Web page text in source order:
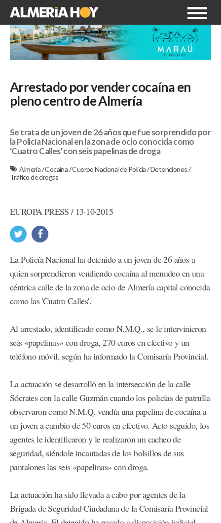
Arrestado por vender cocaína en
pleno centro de Almería
Se trata de un joven de 26 años que fue sorprendido por
la Policía Nacional en la zona de ocio conocida como
'Cuatro Calles' con seis papelinas de droga
Almería/Cocaína/Cuerpo Nacional de Policía/Detenciones/
Tráfico de drogas
EUROPA PRESS / 13·10·2015
La Policía Nacional ha detenido a un joven de 26 años a
quien sorprendieron vendiendo cocaína al menudeo en una
céntrica calle de la zona de ocio de Almería capital conocida
como las 'Cuatro Calles'.
Al arrestado, identificado como N.M.Q., se le intervinieron
seis «papelinas» con droga, 270 euros en efectivo y un
teléfono móvil, según ha informado la Comisaría Provincial.
La actuación se desarrolló en la intersección de la calle
Sócrates con la calle Guzmán cuando los policías de patrulla
observaron como N.M.Q. vendía una papelina de cocaína a
un joven a cambio de 50 euros en efectivo. Acto seguido, los
agentes le identificaron y le realizaron un cacheo de
seguridad, siéndole incautadas de los bolsillos de sus
pantalones las seis «papelinas» con droga.
La actuación ha sido llevada a cabo por agentes de la
Brigada de Seguridad Ciudadana de la Comisaría Provincial